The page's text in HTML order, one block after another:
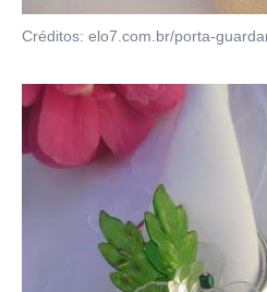
Créditos: elo7.com.br/porta-